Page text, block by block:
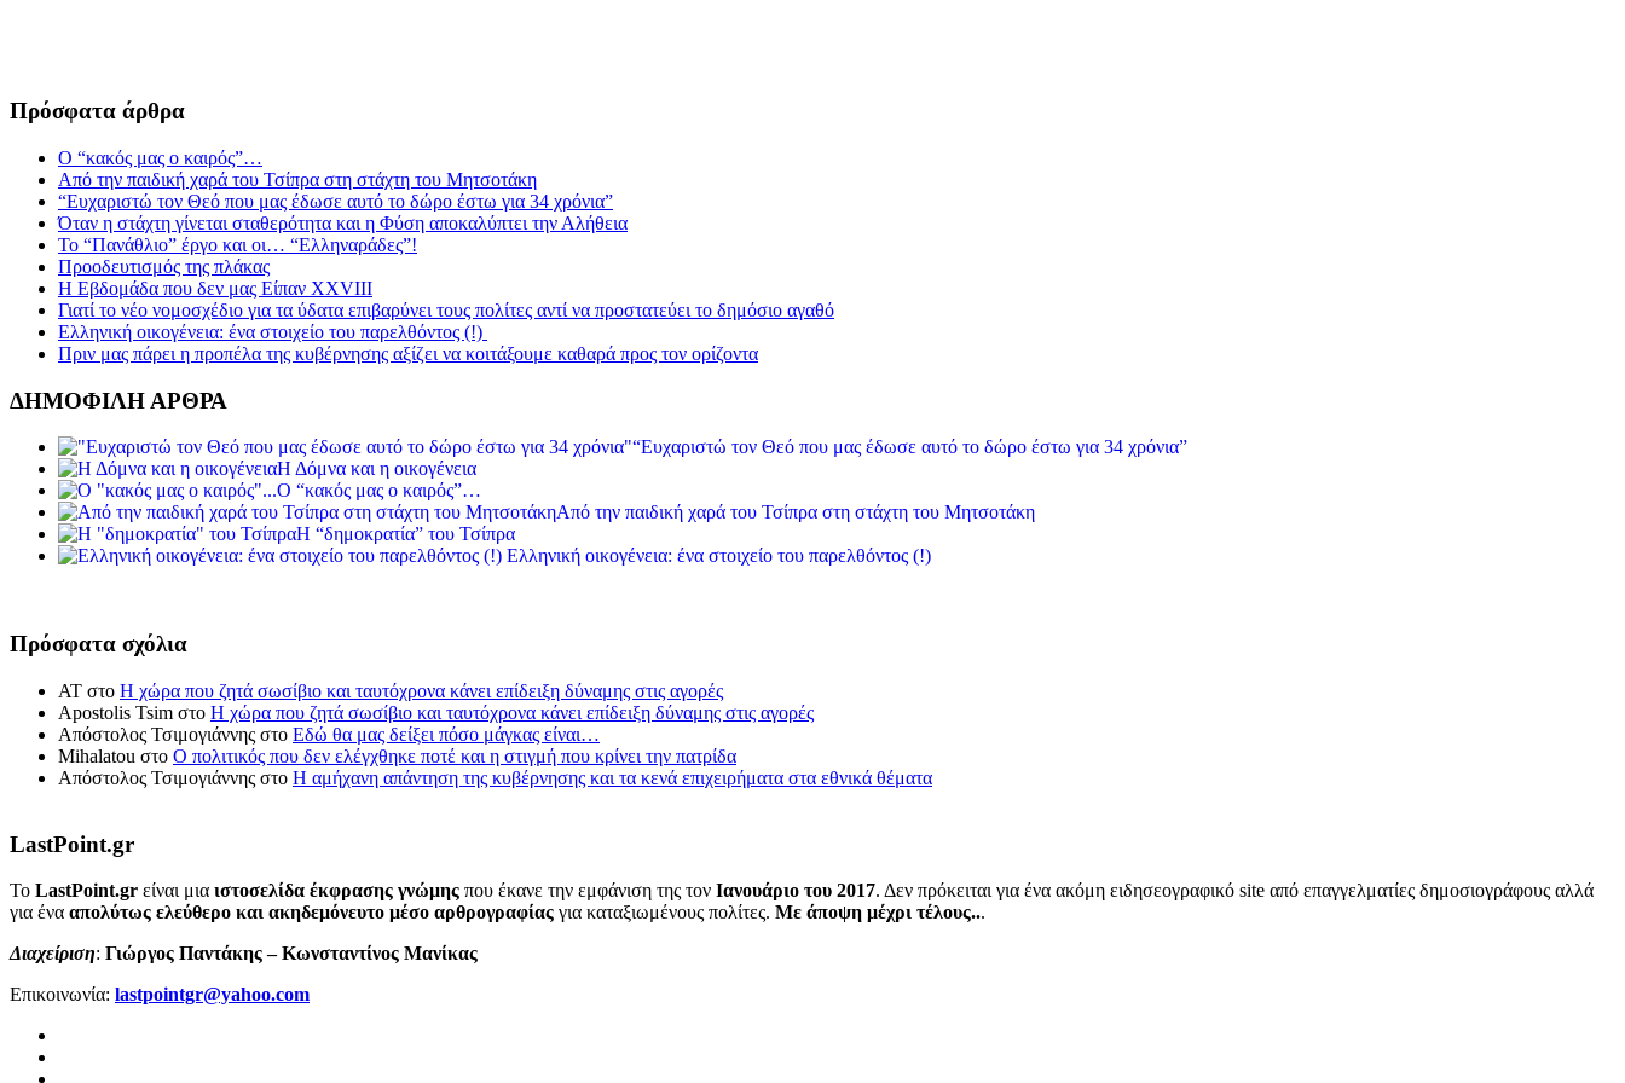
Πρόσφατα άρθρα
Ο “κακός μας ο καιρός”…
Από την παιδική χαρά του Τσίπρα στη στάχτη του Μητσοτάκη
“Ευχαριστώ τον Θεό που μας έδωσε αυτό το δώρο έστω για 34 χρόνια”
Όταν η στάχτη γίνεται σταθερότητα και η Φύση αποκαλύπτει την Αλήθεια
Το “Πανάθλιο” έργο και οι… “Ελληναράδες”!
Προοδευτισμός της πλάκας
Η Εβδομάδα που δεν μας Είπαν XXVIII
Γιατί το νέο νομοσχέδιο για τα ύδατα επιβαρύνει τους πολίτες αντί να προστατεύει το δημόσιο αγαθό
Ελληνική οικογένεια: ένα στοιχείο του παρελθόντος (!)
Πριν μας πάρει η προπέλα της κυβέρνησης αξίζει να κοιτάξουμε καθαρά προς τον ορίζοντα
ΔΗΜΟΦΙΛΗ ΑΡΘΡΑ
“Ευχαριστώ τον Θεό που μας έδωσε αυτό το δώρο έστω για 34 χρόνια”
Η Δόμνα και η οικογένεια
Ο “κακός μας ο καιρός”…
Από την παιδική χαρά του Τσίπρα στη στάχτη του Μητσοτάκη
Η “δημοκρατία” του Τσίπρα
Ελληνική οικογένεια: ένα στοιχείο του παρελθόντος (!)
Πρόσφατα σχόλια
ΑΤ στο Η χώρα που ζητά σωσίβιο και ταυτόχρονα κάνει επίδειξη δύναμης στις αγορές
Apostolis Tsim στο Η χώρα που ζητά σωσίβιο και ταυτόχρονα κάνει επίδειξη δύναμης στις αγορές
Απόστολος Τσιμογιάννης στο Εδώ θα μας δείξει πόσο μάγκας είναι…
Mihalatou στο Ο πολιτικός που δεν ελέγχθηκε ποτέ και η στιγμή που κρίνει την πατρίδα
Απόστολος Τσιμογιάννης στο Η αμήχανη απάντηση της κυβέρνησης και τα κενά επιχειρήματα στα εθνικά θέματα
LastPoint.gr
To LastPoint.gr είναι μια ιστοσελίδα έκφρασης γνώμης που έκανε την εμφάνιση της τον Ιανουάριο του 2017. Δεν πρόκειται για ένα ακόμη ειδησεογραφικό site από επαγγελματίες δημοσιογράφους αλλά
για ένα απολύτως ελεύθερο και ακηδεμόνευτο μέσο αρθρογραφίας για καταξιωμένους πολίτες. Με άποψη μέχρι τέλους...
Διαχείριση: Γιώργος Παντάκης – Κωνσταντίνος Μανίκας
Επικοινωνία: lastpointgr@yahoo.com